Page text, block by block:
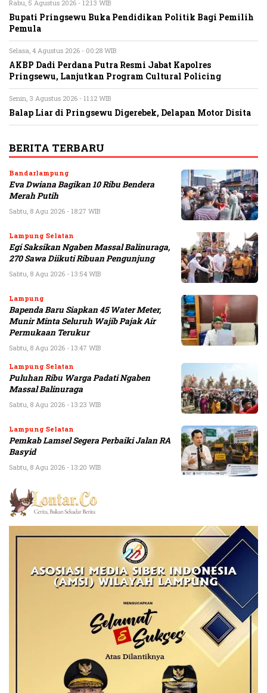
Rabu, 5 Agustus 2026 - 12:13 WIB
Bupati Pringsewu Buka Pendidikan Politik Bagi Pemilih
Pemula
Selasa, 4 Agustus 2026 - 00:28 WIB
AKBP Dadi Perdana Putra Resmi Jabat Kapolres
Pringsewu, Lanjutkan Program Cultural Policing
Senin, 3 Agustus 2026 - 11:12 WIB
Balap Liar di Pringsewu Digerebek, Delapan Motor Disita
BERITA TERBARU
Bandarlampung
Eva Dwiana Bagikan 10 Ribu Bendera
Merah Putih
Sabtu, 8 Agu 2026 - 18:27 WIB
Lampung Selatan
Egi Saksikan Ngaben Massal Balinuraga,
270 Sawa Diikuti Ribuan Pengunjung
Sabtu, 8 Agu 2026 - 13:54 WIB
Lampung
Bapenda Baru Siapkan 45 Water Meter,
Munir Minta Seluruh Wajib Pajak Air
Permukaan Terukur
Sabtu, 8 Agu 2026 - 13:47 WIB
Lampung Selatan
Puluhan Ribu Warga Padati Ngaben
Massal Balinuraga
Sabtu, 8 Agu 2026 - 13:23 WIB
Lampung Selatan
Pemkab Lamsel Segera Perbaiki Jalan RA
Basyid
Sabtu, 8 Agu 2026 - 13:20 WIB